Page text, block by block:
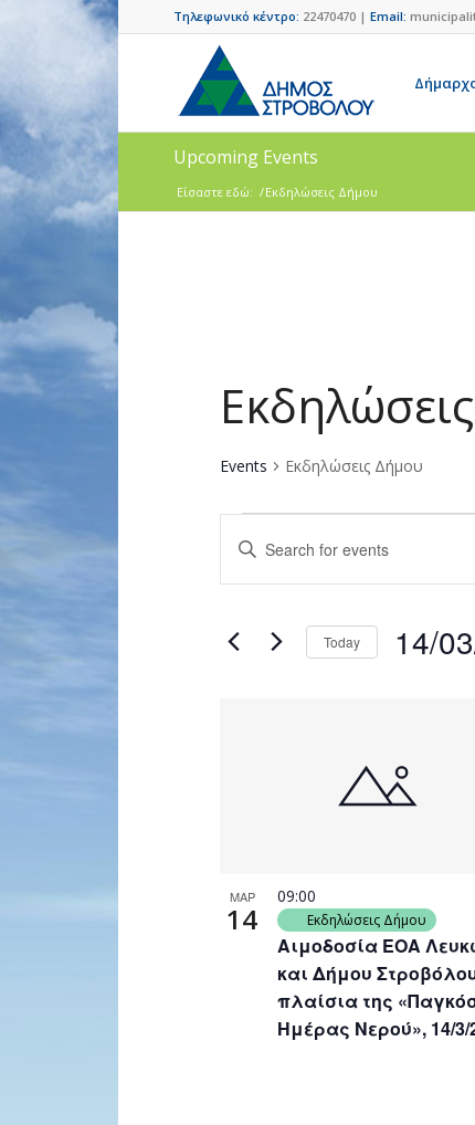
Τηλεφωνικό κέντρο: 22470470 | Email:
Upcoming Events
Είσαστε εδώ: /Εκδηλώσεις Δήμου
Events Εκδηλώσεις Δήμου
Events
Search
and
Views
Navigation
Enter
Keyword.
Search
Events
Today 14/
View
ΜΑΡ
14
Αιμοδοσία ΕΟΑ
και Δήμου
πλαίσια της
Ημέρας Νερού», 14/3/
09:00
Εκδηλώσεις Δήμου